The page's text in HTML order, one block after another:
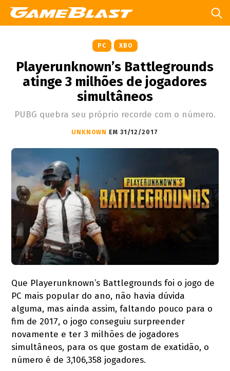
PC XBO
Playerunknown’s Battlegrounds
atinge 3 milhões de jogadores
simultâneos
PUBG quebra seu próprio recorde com o número.
UNKNOWN EM 31/12/2017
Que Playerunknown’s Battlegrounds foi o jogo de
PC mais popular do ano, não havia dúvida
alguma, mas ainda assim, faltando pouco para o
fim de 2017, o jogo conseguiu surpreender
novamente e ter 3 milhões de jogadores
simultâneos, para os que gostam de exatidão, o
número é de 3,106,358 jogadores.